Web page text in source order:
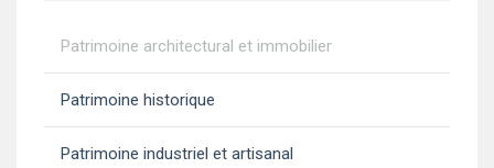
Patrimoine architectural et immobilier
Patrimoine historique
Patrimoine industriel et artisanal